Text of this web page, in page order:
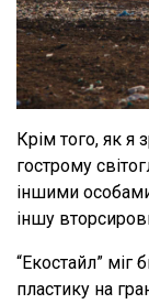
Крім того, як я
гострому
іншими
іншу
“Екостайл” міг
пластику на